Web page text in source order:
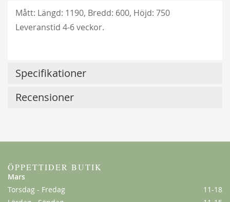
Mått: Längd: 1190, Bredd: 600, Höjd: 750
Leveranstid 4-6 veckor.
Specifikationer
Recensioner
ÖPPETTIDER BUTIK
Mars
Torsdag - Fredag
11-18